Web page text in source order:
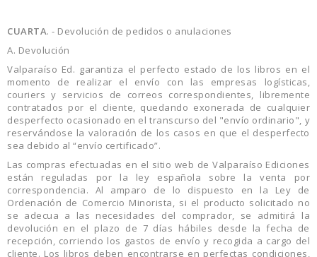
CUARTA. - Devolución de pedidos o anulaciones
A. Devolución
Valparaíso Ed. garantiza el perfecto estado de los libros en el
momento de realizar el envío con las empresas logísticas,
couriers y servicios de correos correspondientes, libremente
contratados por el cliente, quedando exonerada de cualquier
desperfecto ocasionado en el transcurso del "envío ordinario", y
reservándose la valoración de los casos en que el desperfecto
sea debido al “envío certificado”.
Las compras efectuadas en el sitio web de Valparaíso Ediciones
están reguladas por la ley española sobre la venta por
correspondencia. Al amparo de lo dispuesto en la Ley de
Ordenación de Comercio Minorista, si el producto solicitado no
se adecua a las necesidades del comprador, se admitirá la
devolución en el plazo de 7 días hábiles desde la fecha de
recepción, corriendo los gastos de envío y recogida a cargo del
cliente. Los libros deben encontrarse en perfectas condiciones,